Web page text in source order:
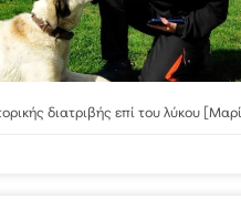
διατριβής επί του λύκου